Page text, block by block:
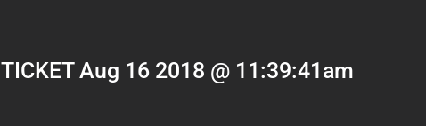
TICKET Aug 16 2018 @ 11:39:41am